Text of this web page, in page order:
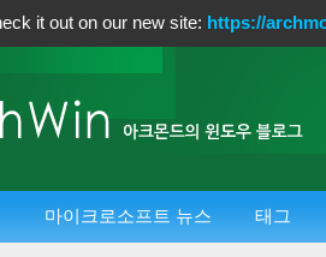
it out on our new site: https://
마이크로소프트 뉴스 태그